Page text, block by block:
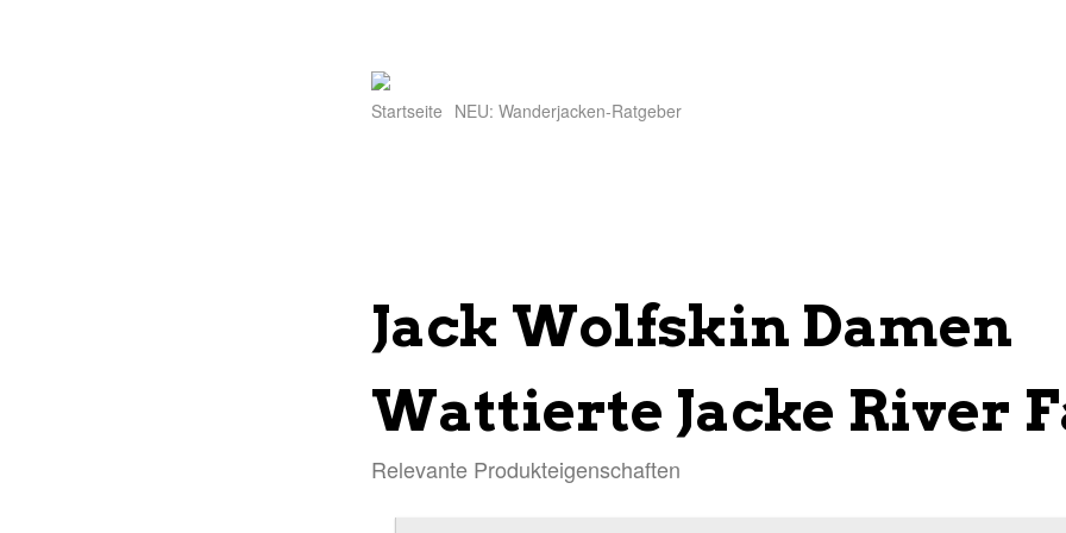
Startseite NEU: Wanderjacken-Ratgeber
Jack Wolfskin Damen
Wattierte Jacke River
Relevante Produkteigenschaften